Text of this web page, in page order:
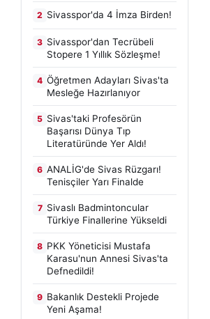
2 Sivasspor'da 4 İmza Birden!
3 Sivasspor'dan Tecrübeli
Stopere 1 Yıllık Sözleşme!
4 Öğretmen Adayları Sivas'ta
Mesleğe Hazırlanıyor
5 Sivas'taki Profesörün
Başarısı Dünya Tıp
Literatüründe Yer Aldı!
6 ANALİG'de Sivas Rüzgarı!
Tenisçiler Yarı Finalde
7 Sivaslı Badmintoncular
Türkiye Finallerine Yükseldi
8 PKK Yöneticisi Mustafa
Karasu'nun Annesi Sivas'ta
Defnedildi!
9 Bakanlık Destekli Projede
Yeni Aşama!